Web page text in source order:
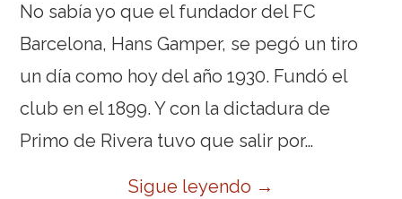
No sabía yo que el fundador del FC
Barcelona, Hans Gamper, se pegó un tiro
un día como hoy del año 1930. Fundó el
club en el 1899. Y con la dictadura de
Primo de Rivera tuvo que salir por…
Sigue leyendo →